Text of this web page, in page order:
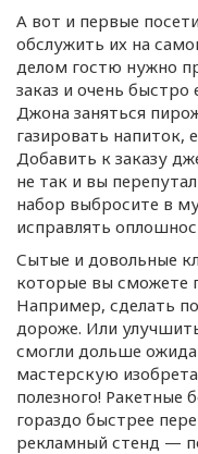
А вот и первые
обслужить их на
делом гостю нужно
заказ и очень быстро
Джона заняться
газировать напиток,
Добавить к заказу
не так и вы
набор выбросите в
исправлять
Сытые и довольные
которые вы сможете
Например, сделать
дороже. Или
смогли дольше
мастерскую
полезного!
гораздо быстрее
рекламный стенд —